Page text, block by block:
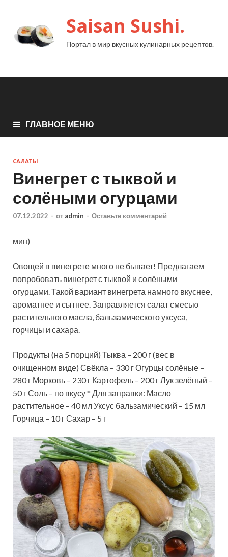
Saisan Sushi.
Портал в мир вкусных кулинарных рецептов.
ГЛАВНОЕ МЕНЮ
САЛАТЫ
Винегрет с тыквой и
солёными огурцами
07.12.2022 - от admin - Оставьте комментарий
мин)
Овощей в винегрете много не бывает! Предлагаем
попробовать винегрет с тыквой и солёными
огурцами. Такой вариант винегрета намного вкуснее,
ароматнее и сытнее. Заправляется салат смесью
растительного масла, бальзамического уксуса,
горчицы и сахара.
Продукты (на 5 порций) Тыква – 200 г (вес в
очищенном виде) Свёкла – 330 г Огурцы солёные –
280 г Морковь – 230 г Картофель – 200 г Лук зелёный –
50 г Соль – по вкусу * Для заправки: Масло
растительное – 40 мл Уксус бальзамический – 15 мл
Горчица – 10 г Сахар – 5 г